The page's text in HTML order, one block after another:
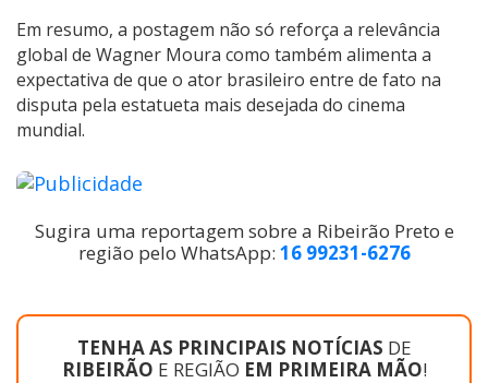
Em resumo, a postagem não só reforça a relevância
global de Wagner Moura como também alimenta a
expectativa de que o ator brasileiro entre de fato na
disputa pela estatueta mais desejada do cinema
mundial.
Sugira uma reportagem sobre a Ribeirão Preto e
região pelo WhatsApp: 16 99231-6276
TENHA AS PRINCIPAIS NOTÍCIAS DE
RIBEIRÃO E REGIÃO EM PRIMEIRA MÃO!